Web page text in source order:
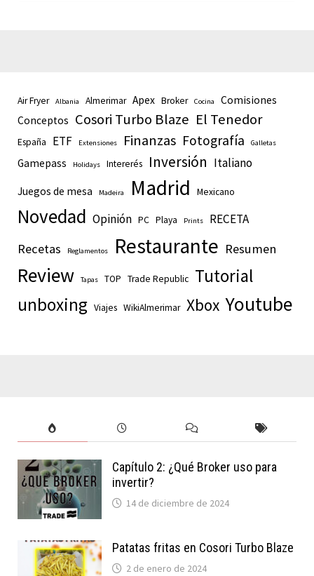
Air Fryer Albania Almerimar Apex Broker Cocina
Comisiones
Conceptos Cosori Turbo Blaze El Tenedor
España ETF Extensiones Finanzas Fotografía Galletas
Gamepass Holidays Intererés Inversión Italiano
Juegos de mesa Madeira Madrid Mexicano
Novedad Opinión PC Playa Prints RECETA
Recetas Reglamentos Restaurante Resumen
Review Tapas TOP Trade Republic Tutorial
unboxing Viajes WikiAlmerimar Xbox Youtube
Capítulo 2: ¿Qué Broker uso para
invertir?
14 de diciembre de 2024
Patatas fritas en Cosori Turbo Blaze
2 de enero de 2024